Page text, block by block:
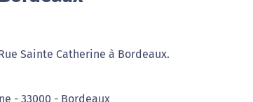
Sainte Catherine à Bordeaux.
- 33000 - Bordeaux